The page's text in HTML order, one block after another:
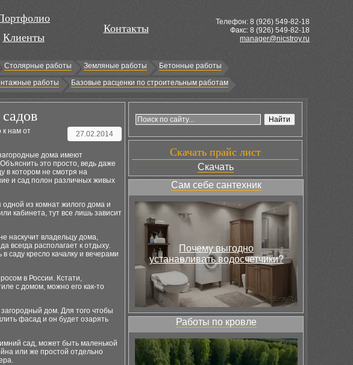
Клиенты
Контакты
Телефон: 8 (926) 549-82-18
Факс: 8 (926) 549-82-18
manager@nicstroy.ru
Столярные работы Земляные работы
Бетонные работы
работы Базовые расценки по строительным работам
27.02.2014
к нам от
дома имеют
это просто, ведь даже
в котором не смотря на
и сад полон различных живых
одной из комнат жилого дома и
кабинета, тут все лишь зависит
наскучит владельцу дома,
всегда располагает к отдыху.
саду кресло качалку и вечерами
в России. Кстати,
с домом, можно его как-то
дом. Для того чтобы
фасад и он будет озарять
сад, может быть маленькой
или же простой отдельно
Скачать прайс лист
Скачать
Сам себе сантехник
Почему выгодно
устанавливать водосчетчики?
Работы по кровле